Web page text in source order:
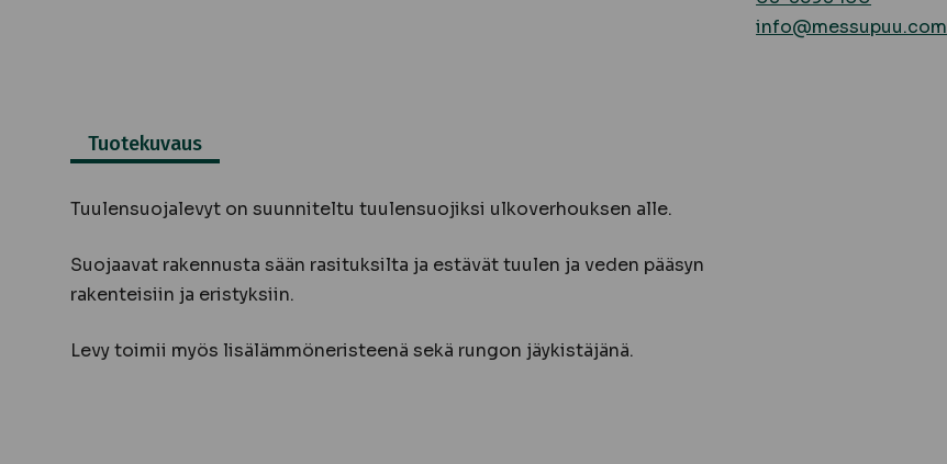
info@messupuu.com
Tuotekuvaus
Tuulensuojalevyt on suunniteltu tuulensuojiksi ulkoverhouksen alle.
Suojaavat rakennusta sään rasituksilta ja estävät tuulen ja veden pääsyn
rakenteisiin ja eristyksiin.
Levy toimii myös lisälämmöneristeenä sekä rungon jäykistäjänä.